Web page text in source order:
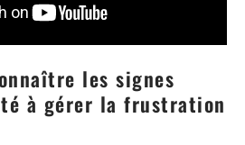
les signes
à gérer la frustration